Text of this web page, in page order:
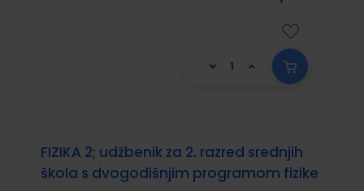
FIZIKA 2; udžbenik za 2. razred srednjih
škola s dvogodišnjim programom fizike